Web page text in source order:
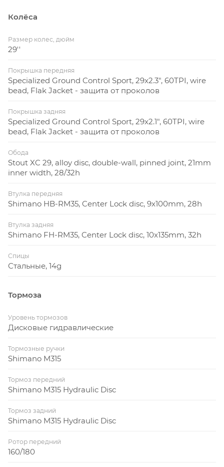
Колёса
Размер колес, дюйм
29''
Покрышка передняя
Specialized Ground Control Sport, 29x2.3", 60TPI, wire
bead, Flak Jacket - защита от проколов
Покрышка задняя
Specialized Ground Control Sport, 29x2.1", 60TPI, wire
bead, Flak Jacket - защита от проколов
Обода
Stout XC 29, alloy disc, double-wall, pinned joint, 21mm
inner width, 28/32h
Втулка передняя
Shimano HB-RM35, Center Lock disc, 9x100mm, 28h
Втулка задняя
Shimano FH-RM35, Center Lock disc, 10x135mm, 32h
Спицы
Стальные, 14g
Тормоза
Уровень тормозов
Дисковые гидравлические
Тормозные ручки
Shimano M315
Тормоз передний
Shimano M315 Hydraulic Disc
Тормоз задний
Shimano M315 Hydraulic Disc
Ротор передний
160/180